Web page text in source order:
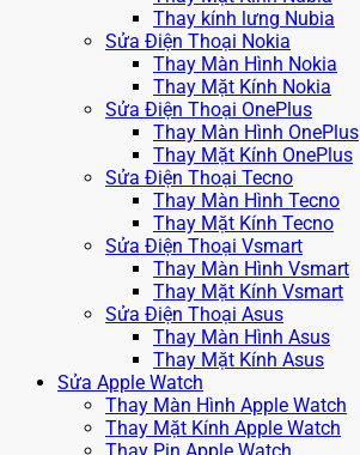
Thay kính lưng Nubia
Sửa Điện Thoại Nokia
Thay Màn Hình Nokia
Thay Mặt Kính Nokia
Sửa Điện Thoại OnePlus
Thay Màn Hình OnePlus
Thay Mặt Kính OnePlus
Sửa Điện Thoại Tecno
Thay Màn Hình Tecno
Thay Mặt Kính Tecno
Sửa Điện Thoại Vsmart
Thay Màn Hình Vsmart
Thay Mặt Kính Vsmart
Sửa Điện Thoại Asus
Thay Màn Hình Asus
Thay Mặt Kính Asus
Sửa Apple Watch
Thay Màn Hình Apple Watch
Thay Mặt Kính Apple Watch